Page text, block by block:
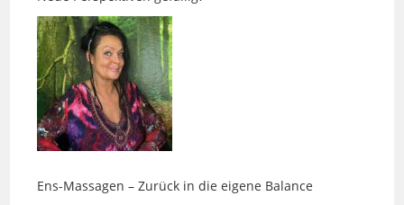
Ens-Massagen – Zurück in die eigene Balance